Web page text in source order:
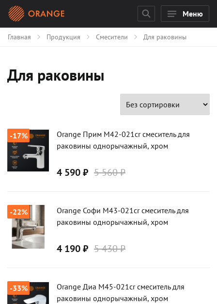
Меню
Главная Продукция Смесители Для раковины
Для раковины
-17%
Orange Прим M42-021cr смеситель для
раковины однорычажный, хром
4 590 ₽ 5 560 ₽
-22%
Orange Софи M43-021cr смеситель для
раковины однорычажный, хром
4 190 ₽ 5 430 ₽
-33%
Orange Диа M45-021cr смеситель для
раковины однорычажный, хром